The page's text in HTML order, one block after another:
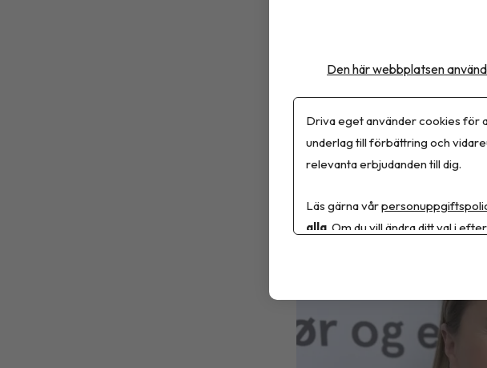
Apoteket kan vara den
i uppföljning och
Sara Bussqvist
6 augusti, 2026
Den här webbplatsen
Driva eget använder cookies för
underlag till förbättring och
relevanta erbjudanden till dig.
Läs gärna vår
alla . Om du vill ändra ditt val i